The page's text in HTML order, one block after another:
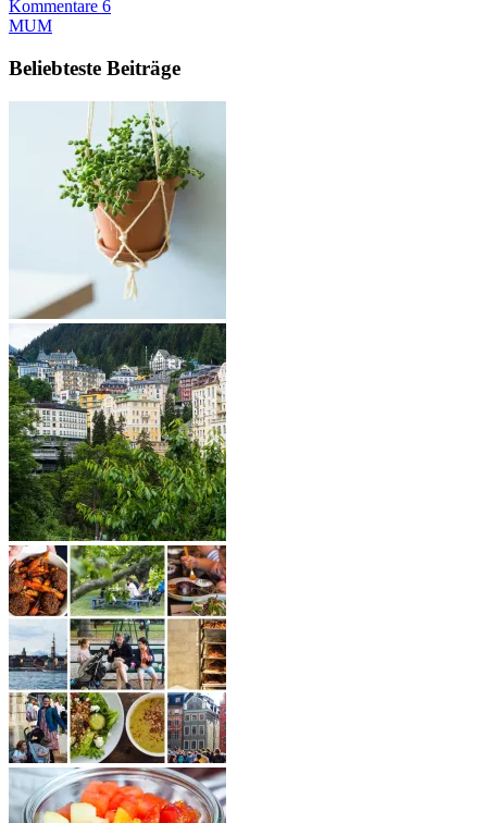
Kommentare 6
MUM
Beliebteste Beiträge